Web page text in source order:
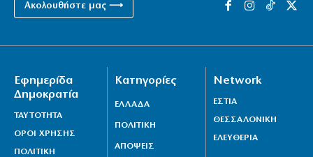
Ακολουθήστε μας ⟶
Εφημερίδα
Δημοκρατία
ΤΑΥΤΟΤΗΤΑ
ΟΡΟΙ ΧΡΗΣΗΣ
ΠΟΛΙΤΙΚΗ
Κατηγορίες
ΕΛΛΑΔΑ
ΠΟΛΙΤΙΚΗ
ΑΠΟΨΕΙΣ
Network
ΕΣΤΙΑ
ΘΕΣΣΑΛΟΝΙΚΗ
ΕΛΕΥΘΕΡΙΑ